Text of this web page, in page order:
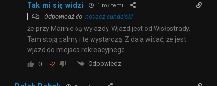
Tak mi się widzi 1 rok temu
Odpowiedź do nosacz sundajski
że przy Marinie są wyjazdy. Wjazd jest od Wisłostrady.
Tam stoją palmy i te wystarczą. Z dala widać, że jest
wjazd do miejsca rekreacyjnego.
0 -2 Odpowiedz